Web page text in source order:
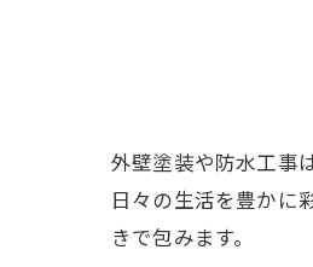
外壁塗装や防水工事
日々の生活を豊かに
きで包みます。